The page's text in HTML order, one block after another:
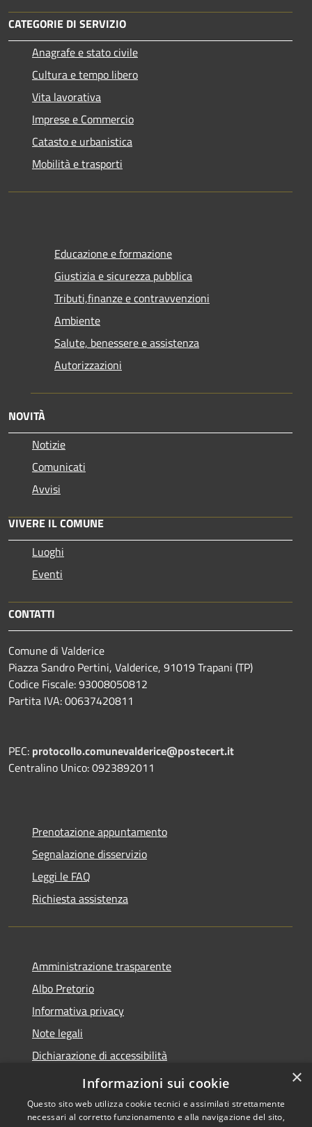
CATEGORIE DI SERVIZIO
Anagrafe e stato civile
Cultura e tempo libero
Vita lavorativa
Imprese e Commercio
Catasto e urbanistica
Mobilità e trasporti
Educazione e formazione
Giustizia e sicurezza pubblica
Tributi,finanze e contravvenzioni
Ambiente
Salute, benessere e assistenza
Autorizzazioni
NOVITÀ
Notizie
Comunicati
Avvisi
VIVERE IL COMUNE
Luoghi
Eventi
CONTATTI
Comune di Valderice
Piazza Sandro Pertini, Valderice, 91019 Trapani (TP)
Codice Fiscale: 93008050812
Partita IVA: 00637420811
PEC: protocollo.comunevalderice@postecert.it
Centralino Unico: 0923892011
Prenotazione appuntamento
Segnalazione disservizio
Leggi le FAQ
Richiesta assistenza
Amministrazione trasparente
Albo Pretorio
Informativa privacy
Note legali
Dichiarazione di accessibilità
Informativa Privacy Videosorveglianza
×
Informazioni sui cookie
Questo sito web utilizza cookie tecnici e assimilati strettamente
necessari al corretto funzionamento e alla navigazione del sito,